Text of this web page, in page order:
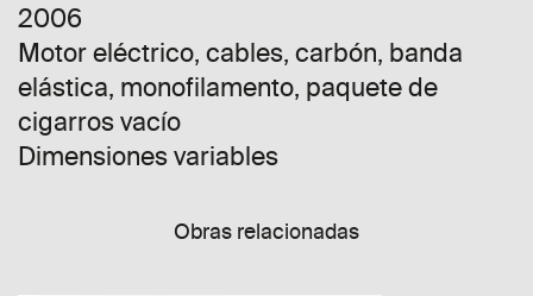
2006
Motor eléctrico, cables, carbón, banda
elástica, monofilamento, paquete de
cigarros vacío
Dimensiones variables
Obras relacionadas